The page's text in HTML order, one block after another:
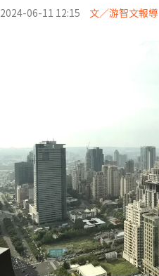
2024-06-11 12:15 文／游智文報導